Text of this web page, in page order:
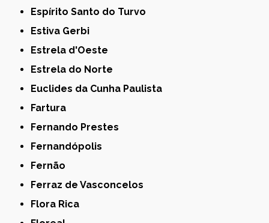
Espírito Santo do Turvo
Estiva Gerbi
Estrela d'Oeste
Estrela do Norte
Euclides da Cunha Paulista
Fartura
Fernando Prestes
Fernandópolis
Fernão
Ferraz de Vasconcelos
Flora Rica